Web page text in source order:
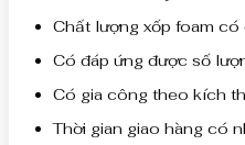
Chất lượng xốp foam
Có đáp ứng được số
Có gia công theo kích
Thời gian giao hàng có